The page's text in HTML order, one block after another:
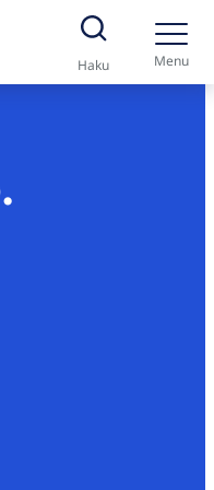
Haku Menu